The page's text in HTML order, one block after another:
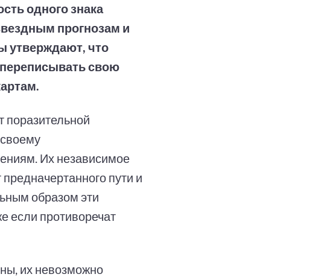
одного знака
прогнозам и
утверждают, что
свою
Их независимое
пути и
образом эти
если противоречат
их невозможно